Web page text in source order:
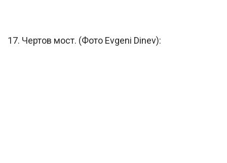
17. Чертов мост. (Фото Evgeni Dinev):